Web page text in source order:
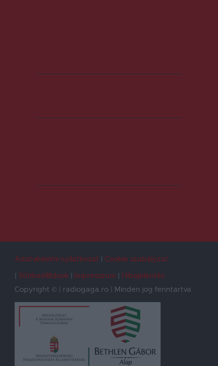
Adatvédelmi nyilatkozat
Cookie szabályzat
Sütibeállítások
Impresszum
Hibajelentés
Copyright © | radiogaga.ro | Minden jog fenntartva.